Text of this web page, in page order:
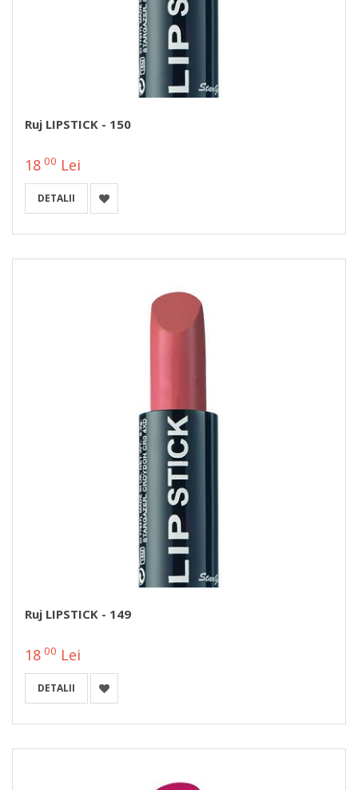
Ruj LIPSTICK - 150
18 00 Lei
DETALII
Ruj LIPSTICK - 149
18 00 Lei
DETALII